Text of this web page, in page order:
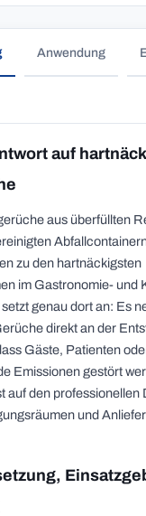
Anwendung
auf
aus überfüllten
zu den hartnäckigsten
im Gastronomie- und
genau dort an: Es
direkt an der
Gäste, Patienten
Emissionen gestört
auf den professionellen
und